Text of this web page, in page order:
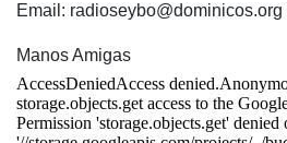
Email: radioseybo@dominicos.org
Manos Amigas